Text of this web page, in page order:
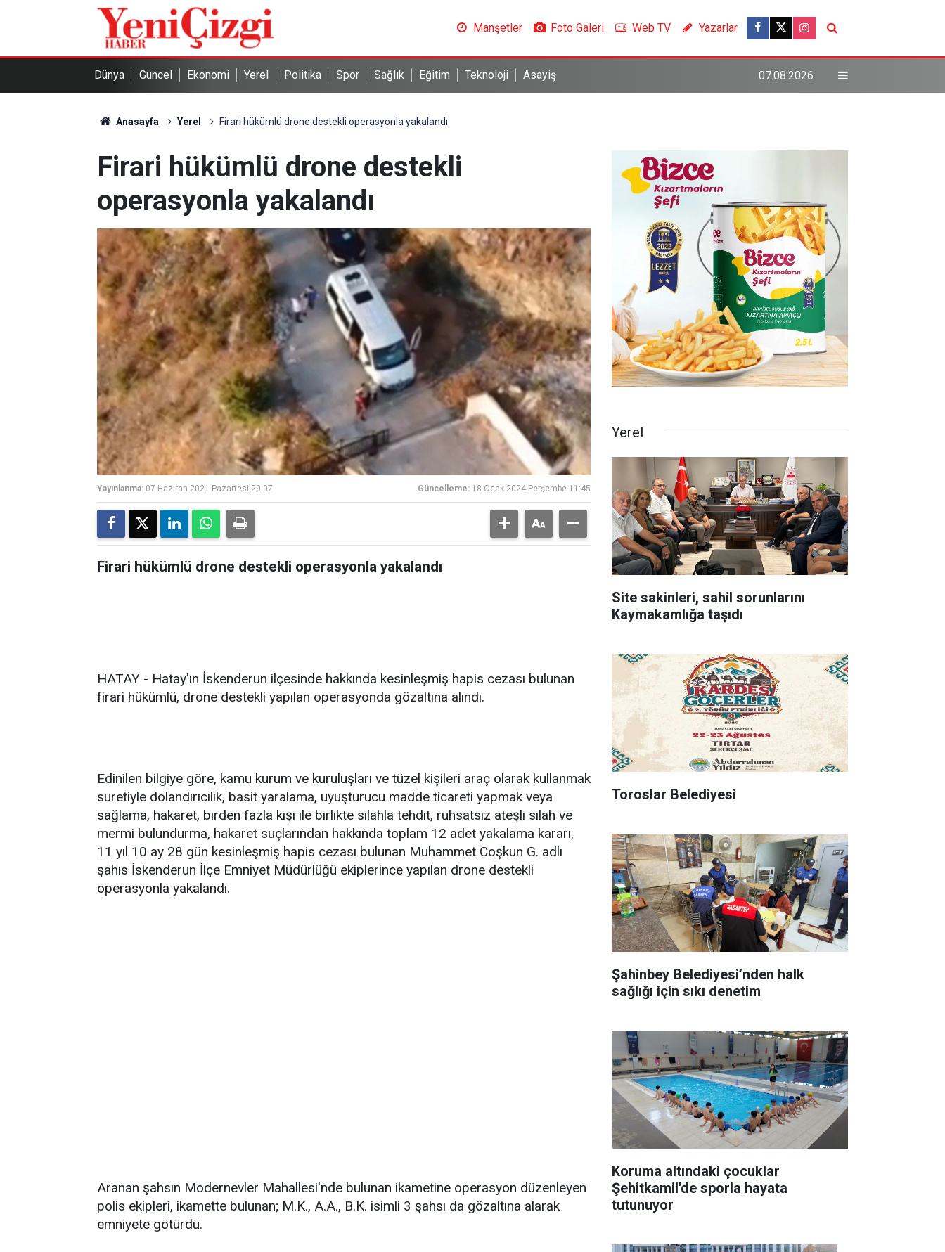
Manşetler Foto Galeri Web TV Yazarlar
Dünya Güncel Ekonomi Yerel Politika Spor Sağlık Eğitim Teknoloji Asayiş 07.08.2026
Anasayfa Yerel Firari hükümlü drone destekli operasyonla yakalandı
Firari hükümlü drone destekli
operasyonla yakalandı
Yayınlanma: 07 Haziran 2021 Pazartesi 20:07 Güncelleme: 18 Ocak 2024 Perşembe 11:45
Firari hükümlü drone destekli operasyonla yakalandı
HATAY - Hatay’ın İskenderun ilçesinde hakkında kesinleşmiş hapis cezası bulunan
firari hükümlü, drone destekli yapılan operasyonda gözaltına alındı.
Edinilen bilgiye göre, kamu kurum ve kuruluşları ve tüzel kişileri araç olarak kullanmak
suretiyle dolandırıcılık, basit yaralama, uyuşturucu madde ticareti yapmak veya
sağlama, hakaret, birden fazla kişi ile birlikte silahla tehdit, ruhsatsız ateşli silah ve
mermi bulundurma, hakaret suçlarından hakkında toplam 12 adet yakalama kararı,
11 yıl 10 ay 28 gün kesinleşmiş hapis cezası bulunan Muhammet Coşkun G. adlı
şahıs İskenderun İlçe Emniyet Müdürlüğü ekiplerince yapılan drone destekli
operasyonla yakalandı.
Aranan şahsın Modernevler Mahallesi'nde bulunan ikametine operasyon düzenleyen
polis ekipleri, ikamette bulunan; M.K., A.A., B.K. isimli 3 şahsı da gözaltına alarak
emniyete götürdü.
Yerel
Site sakinleri, sahil sorunlarını
Kaymakamlığa taşıdı
Toroslar Belediyesi
Şahinbey Belediyesi’nden halk
sağlığı için sıkı denetim
Koruma altındaki çocuklar
Şehitkamil'de sporla hayata
tutunuyor